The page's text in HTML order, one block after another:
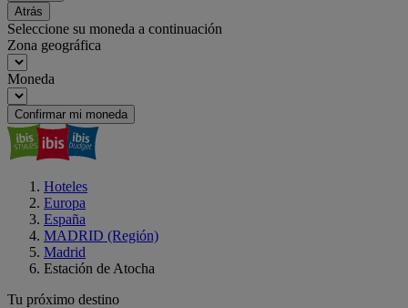
Atrás
Seleccione su moneda a continuación
Zona geográfica
Moneda
Confirmar mi moneda
Hoteles
Europa
España
MADRID (Región)
Madrid
Estación de Atocha
Tu próximo destino